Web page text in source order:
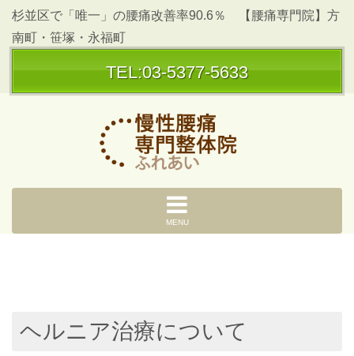
杉並区で「唯一」の腰痛改善率90.6％ 【腰痛専門院】方
南町・笹塚・永福町
TEL:03-5377-5633
MENU
ヘルニア治療について